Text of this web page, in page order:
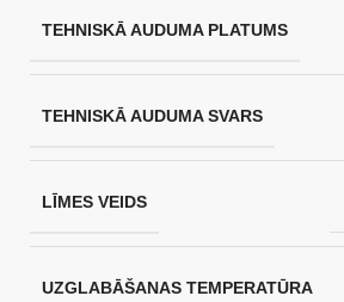
TEHNISKĀ AUDUMA PLATUMS
TEHNISKĀ AUDUMA SVARS
LĪMES VEIDS
UZGLABĀŠANAS TEMPERATŪRA